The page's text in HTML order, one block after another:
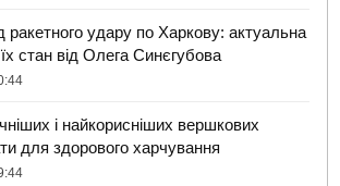
ракетного удару по Харкову: актуальна
стан від Олега Синєгубова
і найкорисніших вершкових
для здорового харчування